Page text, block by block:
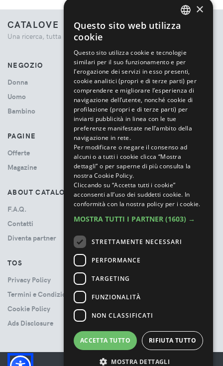
CATALOVE
Una ricerca, tutta la moda.
NEGOZIO
Donna
Uomo
Bambino
PAGINE
Offerte
Magazine
ABOUT CATALOVE
F.A.Q.
Contatti
Diventa partner
TOS
Privacy Policy
Termini e Condizioni
Cookie Policy
Ads Disclosure
×
Questo sito web utilizza
cookie
Questo sito utilizza cookie e tecnologie
similari per il suo funzionamento e per
l’erogazione dei servizi in esso presenti,
cookie analitici (propri e di terze parti) per
comprendere e migliorare l’esperienza di
navigazione dell’utente, nonché cookie di
profilazione (propri e di terze parti) per
inviarti pubblicità in linea con le tue
preferenze manifestate nell’ambito della
navigazione in rete.
Per modificare o negare il consenso ad
alcuni o a tutti i cookie clicca “Mostra
dettagli” o per saperne di più consulta la
nostra Cookie Policy.
Cliccando su “Accetta tutti i cookie”
acconsenti all’uso dei suddetti cookie. In
conformità con la nostra policy per i cookie.
MOSTRA TUTTI I PARTNER (1603) →
STRETTAMENTE NECESSARI
PERFORMANCE
TARGETING
FUNZIONALITÀ
NON CLASSIFICATI
ACCETTA TUTTO RIFIUTA TUTTO
MOSTRA DETTAGLI